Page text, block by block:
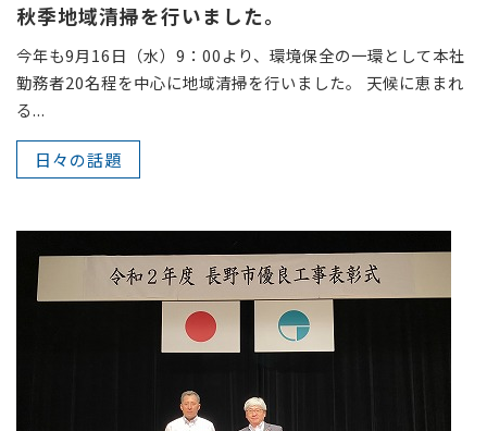
秋季地域清掃を行いました。
今年も9月16日（水）9：00より、環境保全の一環として本社
勤務者20名程を中心に地域清掃を行いました。 天候に恵まれ
る...
日々の話題